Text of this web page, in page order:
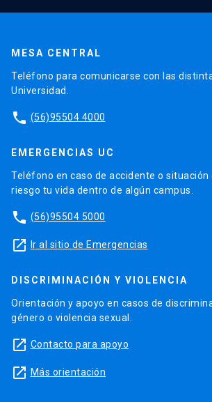
MESA CENTRAL
Teléfono para comunicarse con las
Universidad.
phone (56)95504 4000
EMERGENCIAS UC
Teléfono en caso de accidente o situación
riesgo tu vida dentro de algún campus.
phone (56)95504 5000
launch Ir al sitio de Emergencias
DISCRIMINACIÓN Y VIOLENCIA
Orientación y apoyo en casos de
género o violencia sexual.
launch Contacto para apoyo
launch Más orientación